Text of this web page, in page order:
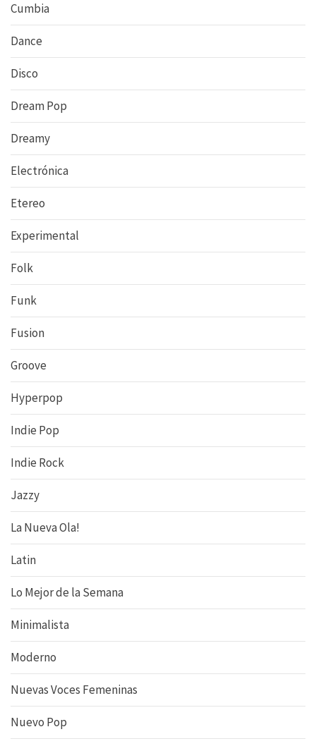
Cumbia
Dance
Disco
Dream Pop
Dreamy
Electrónica
Etereo
Experimental
Folk
Funk
Fusion
Groove
Hyperpop
Indie Pop
Indie Rock
Jazzy
La Nueva Ola!
Latin
Lo Mejor de la Semana
Minimalista
Moderno
Nuevas Voces Femeninas
Nuevo Pop